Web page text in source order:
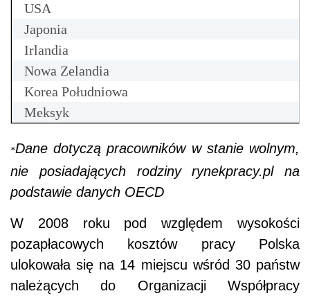
USA
Japonia
Irlandia
Nowa Zelandia
Korea Południowa
Meksyk
*Dane dotyczą pracowników w stanie wolnym,
nie posiadających rodziny rynekpracy.pl na
podstawie danych OECD
W 2008 roku pod względem wysokości
pozapłacowych kosztów pracy Polska
ulokowała się na 14 miejscu wśród 30 państw
należących do Organizacji Współpracy